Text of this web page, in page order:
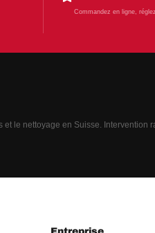
Commandez en ligne,
le nettoyage en Suisse. Intervention